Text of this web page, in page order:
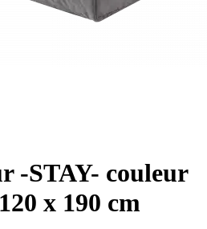
-STAY- couleur
x 190 cm